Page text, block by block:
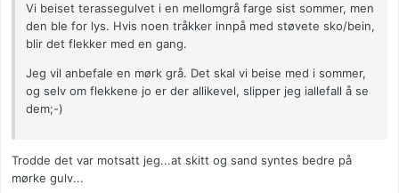
Vi beiset terassegulvet i en mellomgrå farge sist sommer, men
den ble for lys. Hvis noen tråkker innpå med støvete sko/bein,
blir det flekker med en gang.
Jeg vil anbefale en mørk grå. Det skal vi beise med i sommer,
og selv om flekkene jo er der allikevel, slipper jeg iallefall å se
dem;-)
Trodde det var motsatt jeg...at skitt og sand syntes bedre på
mørke gulv...